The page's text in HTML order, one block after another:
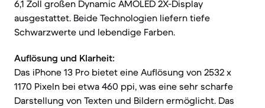
6,1 Zoll großen Dynamic AMOLED 2X-Display
ausgestattet. Beide Technologien liefern tiefe
Schwarzwerte und lebendige Farben.
Auflösung und Klarheit:
Das iPhone 13 Pro bietet eine Auflösung von 2532 x
1170 Pixeln bei etwa 460 ppi, was eine sehr scharfe
Darstellung von Texten und Bildern ermöglicht. Das